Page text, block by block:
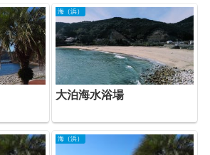
海（浜）
大泊海水浴場
海（浜）